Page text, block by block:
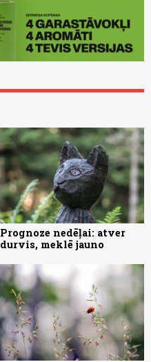
Prognoze nedēļai: atver
durvis, meklē jauno